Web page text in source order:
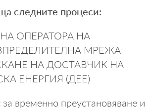
следните процеси:
ОПЕРАТОРА НА
МРЕЖА
НА ДОСТАВЧИК НА
ЕНЕРГИЯ (ДЕЕ)
временно преустановяване и